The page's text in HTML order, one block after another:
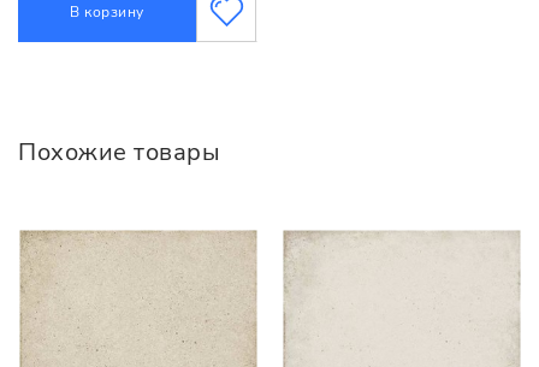
В корзину
Похожие товары